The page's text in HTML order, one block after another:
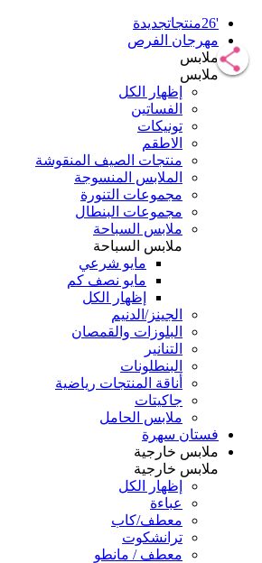
'26منتجاتجديدة
مهرجان الفرص
ملابس
ملابس
إظهار الكل
الفساتين
تونيكات
الاطقم
منتجات الصيف المنقوشة
الملابس المنسوجة
مجموعات التنورة
مجموعات البنطال
ملابس السباحة
ملابس السباحة
مايو شرعي
مايو نصف كم
إظهار الكل
الجينز/الدنيم
البلوزات والقمصان
التنانير
البنطلونات
أناقة المنتجات رياضية
جاكيتات
ملابس الحامل
فستان سهرة
ملابس خارجية
ملابس خارجية
إظهار الكل
عباءة
معطف/كاب
ترانشكوت
معطف / مانطو